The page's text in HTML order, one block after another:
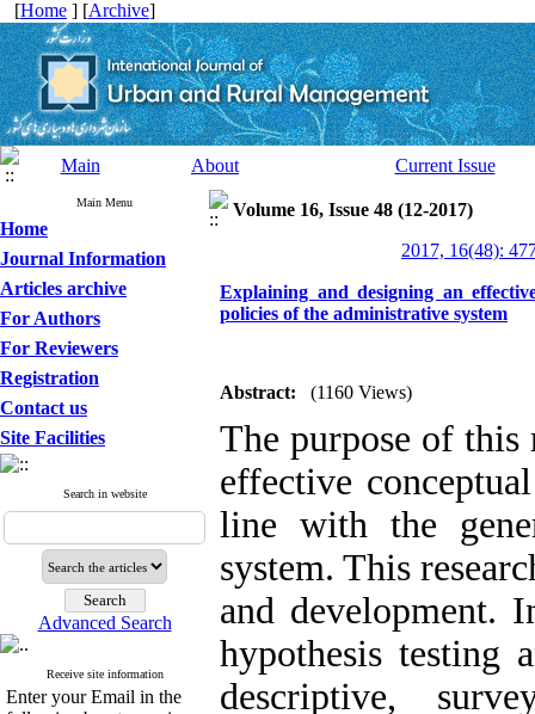
[Home ] [Archive]
Main About Current Issue
Main Menu
Home
Journal Information
Articles archive
For Authors
For Reviewers
Registration
Contact us
Site Facilities
Search in website
Advanced Search
Receive site information
Enter your Email in the
Volume 16, Issue 48 (12-2017)
2017, 16(48):
Explaining and designing an
policies of the administrative system
Abstract: (1160 Views)
The purpose of this
effective
line with the
system. This
and development.
hypothesis testing
descriptive,